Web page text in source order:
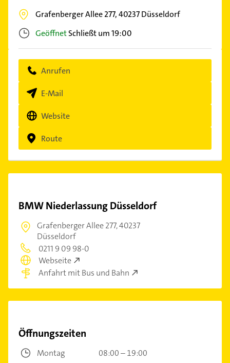
Grafenberger Allee 277,40237Düsseldorf
GeöffnetSchließt um 19:00
Anrufen
E-Mail
Website
Route
BMW Niederlassung Düsseldorf
Grafenberger Allee 277,40237
Düsseldorf
0211 9 09 98-0
Webseite
Anfahrt mit Bus und Bahn
Öffnungszeiten
Montag
08:00 – 19:00